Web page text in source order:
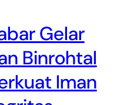
Gelar
Binrohtal
Iman